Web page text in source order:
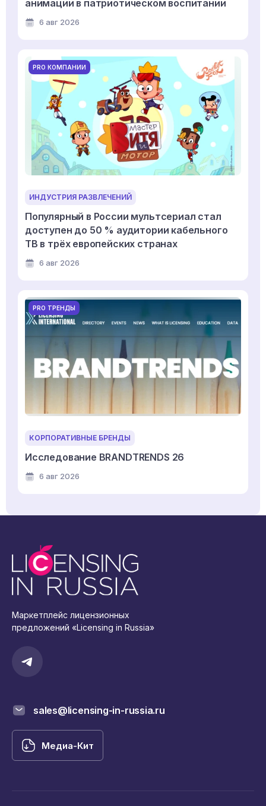
анимации в патриотическом воспитании
6 авг 2026
PRO КОМПАНИИ
ИНДУСТРИЯ РАЗВЛЕЧЕНИЙ
Популярный в России мультсериал стал
доступен до 50 % аудитории кабельного
ТВ в трёх европейских странах
6 авг 2026
PRO ТРЕНДЫ
КОРПОРАТИВНЫЕ БРЕНДЫ
Исследование BRANDTRENDS 26
6 авг 2026
Маркетплейс лицензионных
предложений «Licensing in Russia»
sales@licensing-in-russia.ru
Медиа-Кит